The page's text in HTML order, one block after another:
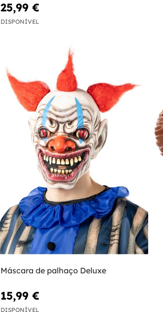
25,99 €
DISPONÍVEL
Máscara de palhaço Deluxe
15,99 €
DISPONÍVEL